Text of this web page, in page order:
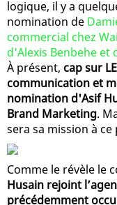
logique, il y a
nomination de
commercial chez
d'Alexis Benbehe et
À présent, cap sur
communication et
nomination d'Asif
Brand Marketing.
sera sa mission à ce
Comme le révèle le
Husain rejoint
précédemment